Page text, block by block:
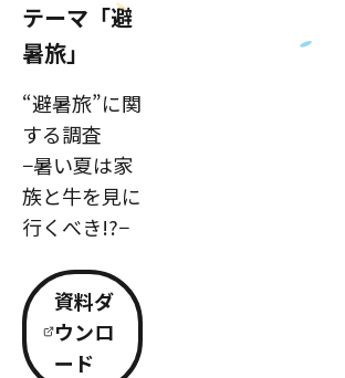
テーマ「避
暑旅」
“避暑旅”に関
する調査
−暑い夏は家
族と牛を見に
行くべき!?−
資料ダ
ウンロ
ード